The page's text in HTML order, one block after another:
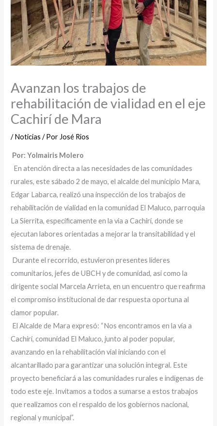
Avanzan los trabajos de
rehabilitación de vialidad en el eje
Cachirí de Mara
/Noticias / Por José Rios
‎ Por: Yolmairis Molero
En atención directa a las necesidades de las comunidades
rurales, este sábado 2 de mayo, el alcalde del municipio Mara,
Edgar Labarca, realizó una inspección de los trabajos de
rehabilitación de vialidad en la comunidad El Maluco, parroquia
La Sierrita, específicamente en la vía a Cachirí, donde se
ejecutan labores orientadas a mejorar la transitabilidad y el
sistema de drenaje.
Durante el recorrido, estuvieron presentes líderes
comunitarios, jefes de UBCH y de comunidad, así como la
dirigente social Marcela Arrieta, en un encuentro que reafirma
el compromiso institucional de dar respuesta oportuna al
clamor popular.
‎ El Alcalde de Mara expresó: “Nos encontramos en la vía a
Cachirí, comunidad El Maluco, junto al poder popular,
avanzando en la rehabilitación vial iniciando con el
alcantarillado para garantizar una solución integral. Este
proyecto beneficiará a las comunidades rurales e indígenas de
todo este eje. Invitamos a todos a sumarse a estos trabajos
que realizamos con el respaldo de los gobiernos nacional,
regional y municipal”.